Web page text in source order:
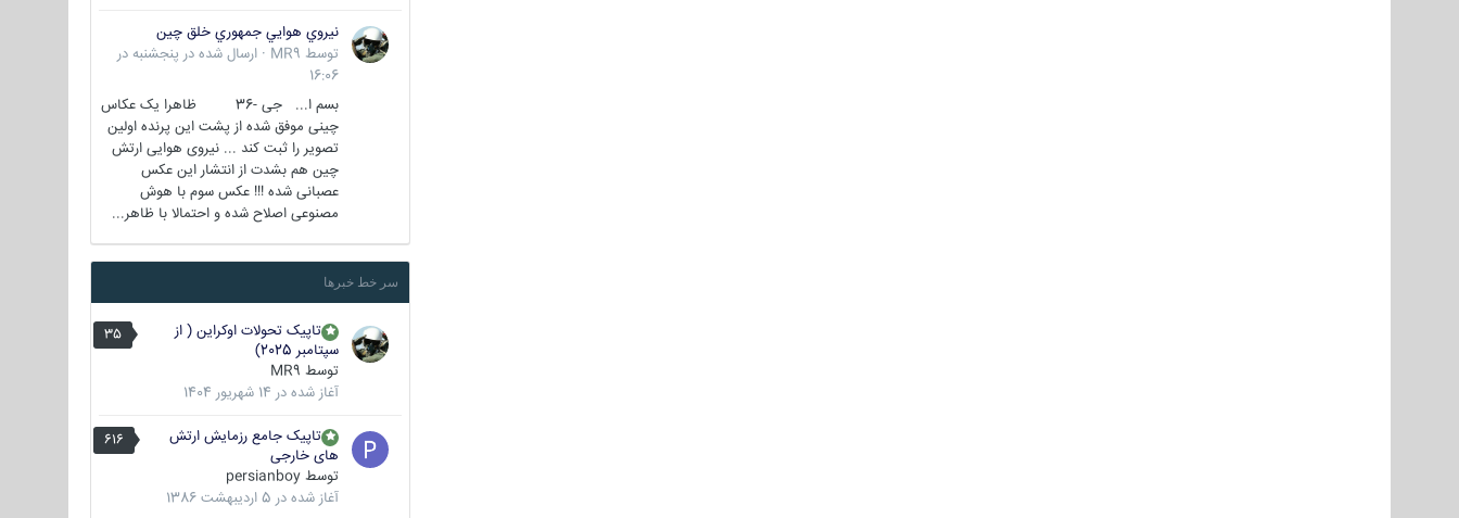
نيروي هوايي جمهوري خلق چين
توسط MR9
· ارسال شده در پنجشنبه در
16:06
بسم ا... جی -36 ظاهرا یک عکاس
چینی موفق شده از پشت این پرنده اولین
تصویر را ثبت کند ... نیروی هوایی ارتش
چین هم بشدت از انتشار این عکس
عصبانی شده !!! عکس سوم با هوش
مصنوعی اصلاح شده و احتمالا با ظاهر...
سر خط خبرها
35
تاپیک تحولات اوکراین ( از
سپتامبر 2025)
توسط MR9
آغاز شده در 14 شهریور 1404
616
تاپیک جامع رزمایش ارتش
های خارجی
توسط persianboy
آغاز شده در 5 اردیبهشت 1386